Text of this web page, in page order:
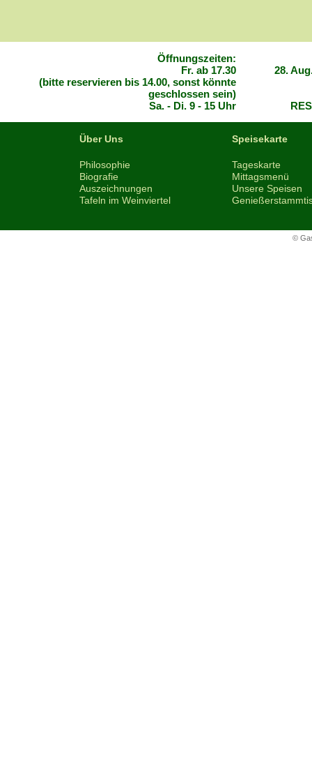
Öffnungszeiten:
Fr. ab 17.30
(bitte reservieren bis 14.00, sonst könnte
geschlossen sein)
Sa. - Di. 9 - 15 Uhr
28.
Über Uns
Philosophie
Biografie
Auszeichnungen
Tafeln im Weinviertel
Speisekarte
Tageskarte
Mittagsmenü
Unsere Speisen
©